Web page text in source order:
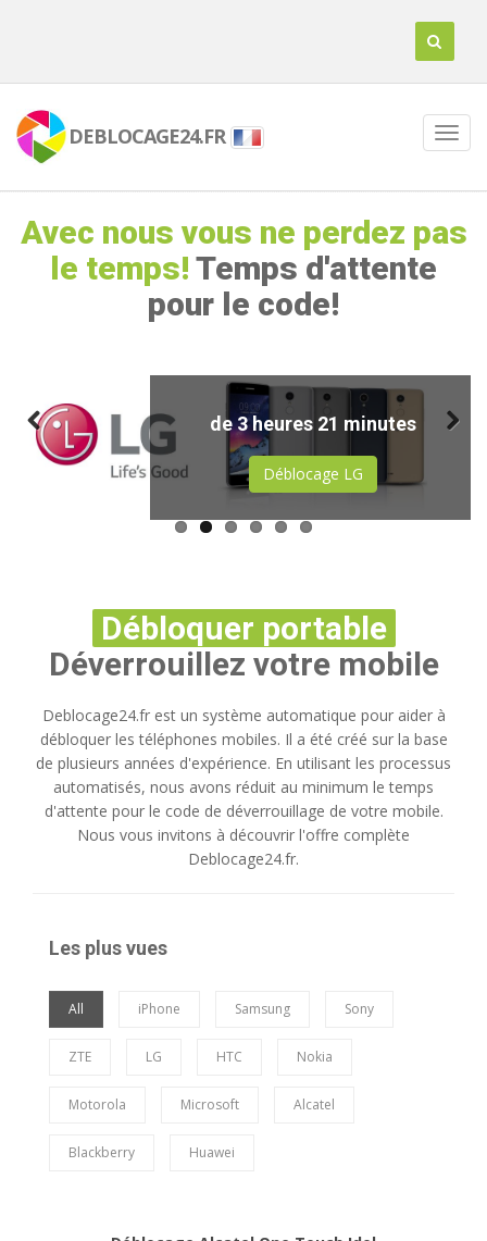
DEBLOCAGE24.FR
Avec nous vous ne perdez pas
le temps! Temps d'attente
pour le code!
de 23 heures 55 minutes
de 3 heures 21 minutes
Déblocage LG
de 2 jours 14 heures 51
minutes
de 6 minutes
de 6 minutes
de 19 heures 41 minutes
Débloquer portable
Déverrouillez votre mobile
Deblocage24.fr est un système automatique pour aider à
débloquer les téléphones mobiles. Il a été créé sur la base
de plusieurs années d'expérience. En utilisant les processus
automatisés, nous avons réduit au minimum le temps
d'attente pour le code de déverrouillage de votre mobile.
Nous vous invitons à découvrir l'offre complète
Deblocage24.fr.
Les plus vues
All iPhone Samsung Sony
ZTE LG HTC Nokia
Motorola Microsoft Alcatel
Blackberry Huawei